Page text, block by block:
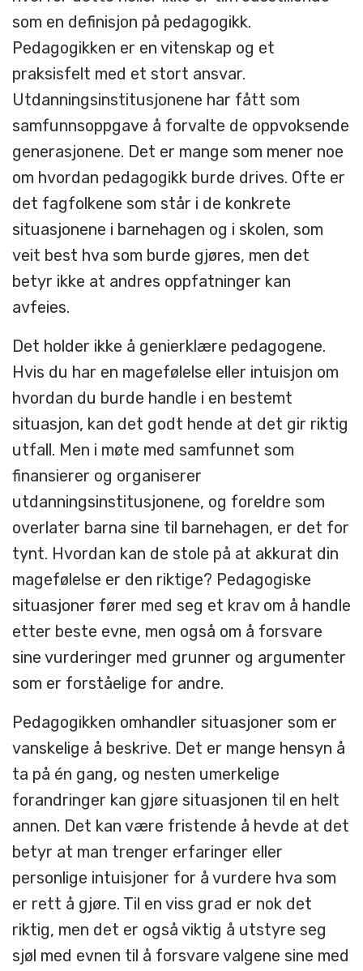
som en definisjon på pedagogikk.
Pedagogikken er en vitenskap og et
praksisfelt med et stort ansvar.
Utdanningsinstitusjonene har fått som
samfunnsoppgave å forvalte de oppvoksende
generasjonene. Det er mange som mener noe
om hvordan pedagogikk burde drives. Ofte er
det fagfolkene som står i de konkrete
situasjonene i barnehagen og i skolen, som
veit best hva som burde gjøres, men det
betyr ikke at andres oppfatninger kan
avfeies.
Det holder ikke å genierklære pedagogene.
Hvis du har en magefølelse eller intuisjon om
hvordan du burde handle i en bestemt
situasjon, kan det godt hende at det gir riktig
utfall. Men i møte med samfunnet som
finansierer og organiserer
utdanningsinstitusjonene, og foreldre som
overlater barna sine til barnehagen, er det for
tynt. Hvordan kan de stole på at akkurat din
magefølelse er den riktige? Pedagogiske
situasjoner fører med seg et krav om å handle
etter beste evne, men også om å forsvare
sine vurderinger med grunner og argumenter
som er forståelige for andre.
Pedagogikken omhandler situasjoner som er
vanskelige å beskrive. Det er mange hensyn å
ta på én gang, og nesten umerkelige
forandringer kan gjøre situasjonen til en helt
annen. Det kan være fristende å hevde at det
betyr at man trenger erfaringer eller
personlige intuisjoner for å vurdere hva som
er rett å gjøre. Til en viss grad er nok det
riktig, men det er også viktig å utstyre seg
sjøl med evnen til å forsvare valgene sine med